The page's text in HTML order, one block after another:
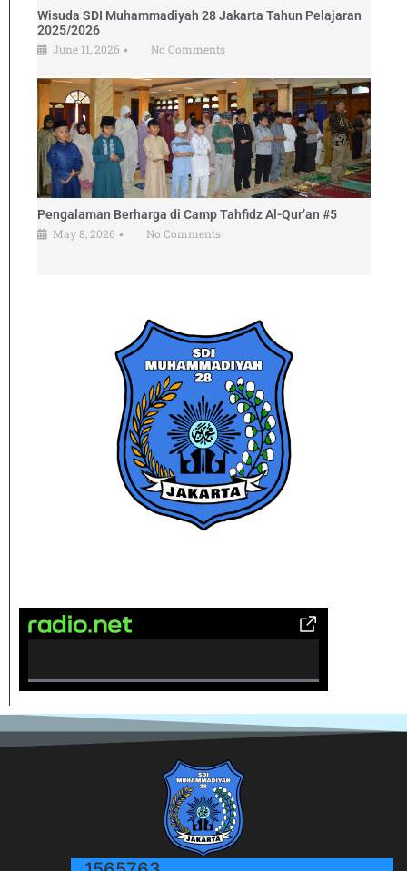
Wisuda SDI Muhammadiyah 28 Jakarta Tahun Pelajaran
2025/2026
June 11, 2026 • No Comments
Pengalaman Berharga di Camp Tahfidz Al-Qur’an #5
May 8, 2026 • No Comments
0% Complete